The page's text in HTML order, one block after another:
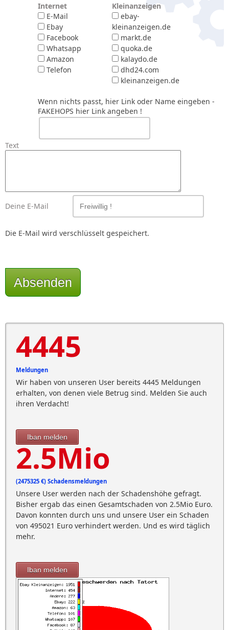
Internet
E-Mail
Ebay
Facebook
Whatsapp
Amazon
Telefon
Kleinanzeigen
ebay-
kleinanzeigen.de
markt.de
quoka.de
kalaydo.de
dhd24.com
kleinanzeigen.de
Wenn nichts passt, hier Link oder Name eingeben -
FAKEHOPS hier Link angeben !
Text
Deine E-Mail
Die E-Mail wird verschlüsselt gespeichert.
Absenden
4445
Meldungen
Wir haben von unseren User bereits 4445 Meldungen
erhalten, von denen viele Betrug sind. Melden Sie auch
ihren Verdacht!
Iban melden
2.5Mio
(2475325 €) Schadensmeldungen
Unsere User werden nach der Schadenshöhe gefragt.
Bisher ergab das einen Gesamtschaden von 2.5Mio Euro.
Davon konnten durch uns und unsere User ein Schaden
von 495021 Euro verhindert werden. Und es wird täglich
mehr.
Iban melden